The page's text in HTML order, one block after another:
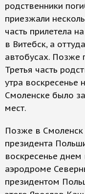
родственники
приезжали
часть прилетела
в Витебск, а
автобусах. Позже
Третья часть
утра
Смоленске было
мест.
Позже в Смоленск
президента
воскресенье
аэродроме
президентом